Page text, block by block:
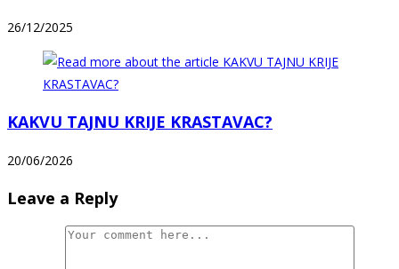
26/12/2025
KAKVU TAJNU KRIJE KRASTAVAC?
20/06/2026
Leave a Reply